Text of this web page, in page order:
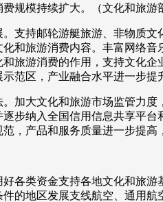
规模持续扩大。（文化和旅
持邮轮游艇旅游、非物质文
和旅游消费内容。丰富网络
旅游消费的作用，支持文化
范区，产业融合水平进一步
大文化和旅游市场监管力度
步纳入全国信用信息共享平
，产品和服务质量进一步提
类资金支持各地文化和旅游
的地区发展支线航空、通用